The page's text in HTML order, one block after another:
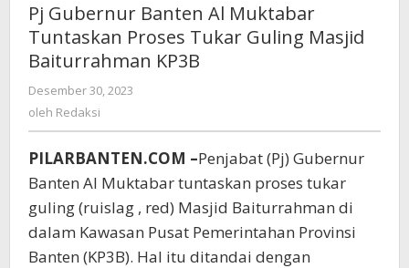
Al
Muktabar
Tuntaskan
Tukar
Masjid
Baiturrahman
KP3B
Pj Gubernur Banten Al Muktabar
Tuntaskan Proses Tukar Guling Masjid
Baiturrahman KP3B
Desember 30, 2023
oleh Redaksi
PILARBANTEN.COM –Penjabat (Pj) Gubernur
Banten Al Muktabar tuntaskan proses tukar
guling (ruislag , red) Masjid Baiturrahman di
dalam Kawasan Pusat Pemerintahan Provinsi
Banten (KP3B). Hal itu ditandai dengan